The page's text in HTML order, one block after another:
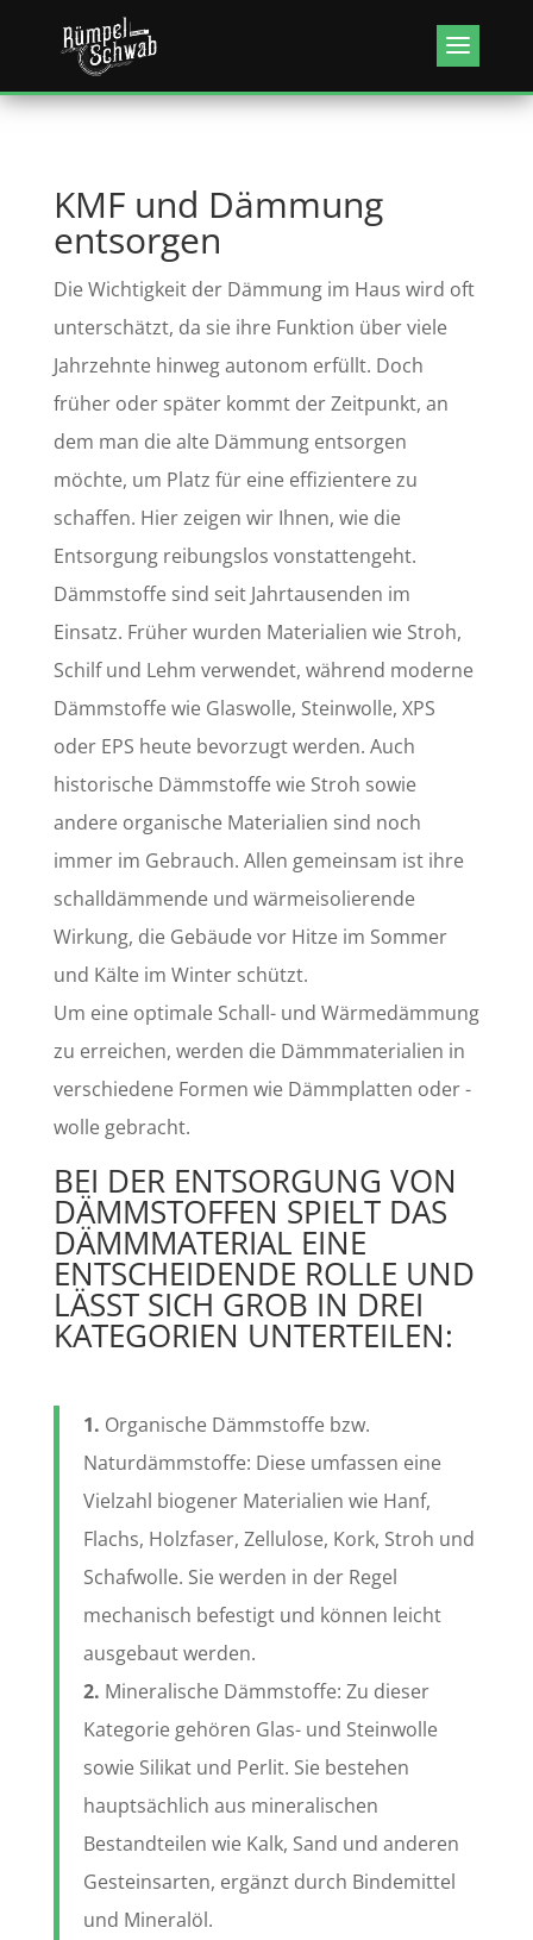
Kundenbewertungen & Erfahrungen. Mehr Infos anzeigen.
KMF und Dämmung
entsorgen
Die Wichtigkeit der Dämmung im Haus wird oft
unterschätzt, da sie ihre Funktion über viele
Jahrzehnte hinweg autonom erfüllt. Doch
früher oder später kommt der Zeitpunkt, an
dem man die alte Dämmung entsorgen
möchte, um Platz für eine effizientere zu
schaffen. Hier zeigen wir Ihnen, wie die
Entsorgung reibungslos vonstattengeht.
Dämmstoffe sind seit Jahrtausenden im
Einsatz. Früher wurden Materialien wie Stroh,
Schilf und Lehm verwendet, während moderne
Dämmstoffe wie Glaswolle, Steinwolle, XPS
oder EPS heute bevorzugt werden. Auch
historische Dämmstoffe wie Stroh sowie
andere organische Materialien sind noch
immer im Gebrauch. Allen gemeinsam ist ihre
schalldämmende und wärmeisolierende
Wirkung, die Gebäude vor Hitze im Sommer
und Kälte im Winter schützt.
Um eine optimale Schall- und Wärmedämmung
zu erreichen, werden die Dämmmaterialien in
verschiedene Formen wie Dämmplatten oder -
wolle gebracht.
BEI DER ENTSORGUNG VON
DÄMMSTOFFEN SPIELT DAS
DÄMMMATERIAL EINE
ENTSCHEIDENDE ROLLE UND
LÄSST SICH GROB IN DREI
KATEGORIEN UNTERTEILEN:
1. Organische Dämmstoffe bzw.
Naturdämmstoffe: Diese umfassen eine
Vielzahl biogener Materialien wie Hanf,
Flachs, Holzfaser, Zellulose, Kork, Stroh und
Schafwolle. Sie werden in der Regel
mechanisch befestigt und können leicht
ausgebaut werden.
2. Mineralische Dämmstoffe: Zu dieser
Kategorie gehören Glas- und Steinwolle
sowie Silikat und Perlit. Sie bestehen
hauptsächlich aus mineralischen
Bestandteilen wie Kalk, Sand und anderen
Gesteinsarten, ergänzt durch Bindemittel
und Mineralöl.